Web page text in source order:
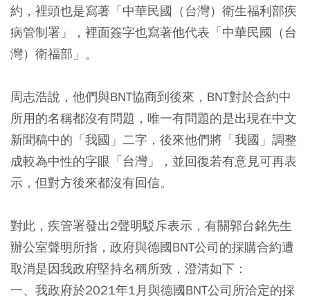
約，裡頭也是寫著「中華民國（台灣）衛生福利部疾
病管制署」，裡面簽字也寫著他代表「中華民國（台
灣）衛福部」。
周志浩說，他們與BNT協商到後來，BNT對於合約中
所用的名稱都沒有問題，唯一有問題的是出現在中文
新聞稿中的「我國」二字，後來他們將「我國」調整
成較為中性的字眼「台灣」，並回復若有意見可再表
示，但對方後來都沒有回信。
對此，疾管署發出2聲明駁斥表示，有關郭台銘先生
辦公室聲明所指，政府與德國BNT公司的採購合約遭
取消是因我政府堅持名稱所致，澄清如下：
一、我政府於2021年1月與德國BNT公司所洽定的採